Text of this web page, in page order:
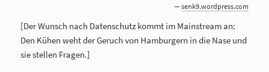
— senk9.wordpress.com
[Der Wunsch nach Datenschutz kommt im Mainstream an:
Den Kühen weht der Geruch von Hamburgern in die Nase und
sie stellen Fragen.]